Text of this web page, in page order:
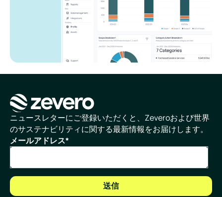
ホームページ
ニュースレターにご登録いただくと、Zeveroおよび世界
のサステナビリティに関する最新情報をお届けします。
メールアドレス*